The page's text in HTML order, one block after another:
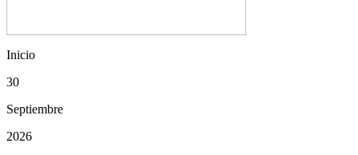
Inicio
30
Septiembre
2026